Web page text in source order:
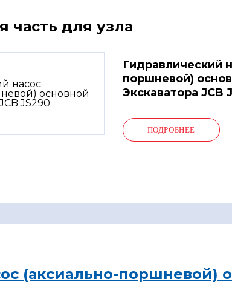
часть для узла
Гидравлический
поршневой)
Экскаватора JCB
ПОДРОБНЕЕ
(аксиально-поршневой)